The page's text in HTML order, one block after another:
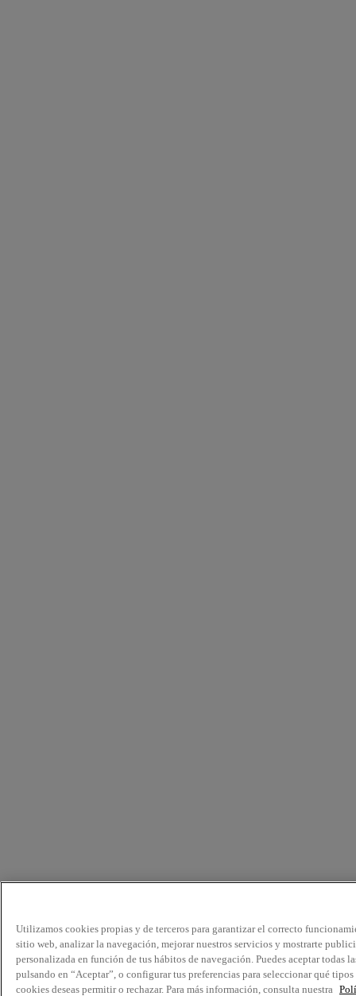
Utilizamos cookies propias y de terceros para garantizar el correcto
sitio web, analizar la navegación, mejorar nuestros servicios y mostrarte
personalizada en función de tus hábitos de navegación. Puedes aceptar todas
pulsando en “Aceptar”, o configurar tus preferencias para seleccionar qué tipos
cookies deseas permitir o rechazar. Para más información, consulta nuestra